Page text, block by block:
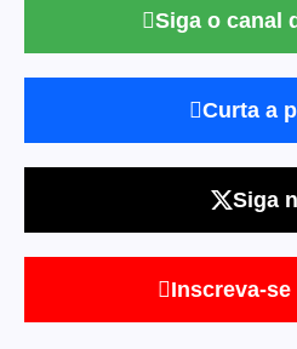
Siga o canal
Curta a
Siga
Inscreva-se